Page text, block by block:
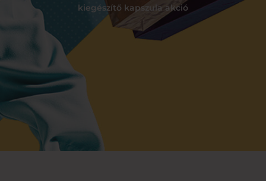
kiegészítő kapszula akció